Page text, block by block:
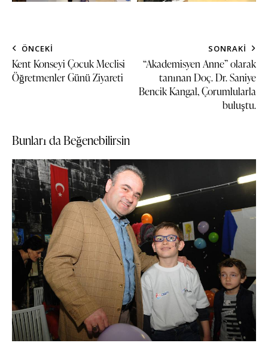
ÖNCEKI
Kent Konseyi Çocuk Meclisi
Öğretmenler Günü Ziyareti
SONRAKI
“Akademisyen Anne” olarak
tanınan Doç. Dr. Saniye
Bencik Kangal, Çorumlularla
buluştu.
Bunları da Beğenebilirsin